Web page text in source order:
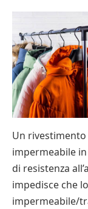
Un
impermeabile
di resistenza
impedisce che
impermeabile/